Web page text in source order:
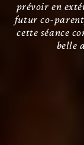
prévoir en
futur co-
cette séance
belle